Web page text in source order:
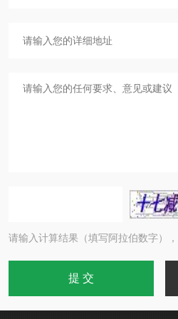
请输入计算结果（填写阿拉伯数字）